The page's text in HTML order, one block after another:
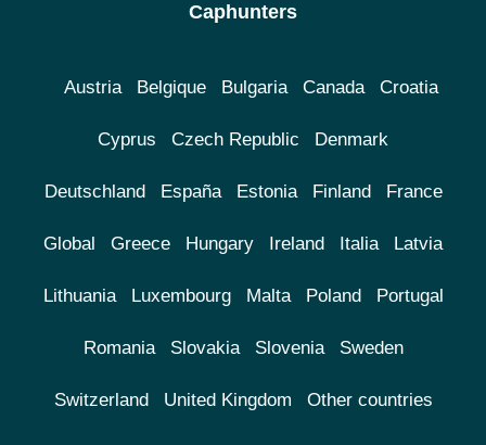
Caphunters
Austria Belgique Bulgaria Canada Croatia
Cyprus Czech Republic Denmark
Deutschland España Estonia Finland France
Global Greece Hungary Ireland Italia Latvia
Lithuania Luxembourg Malta Poland Portugal
Romania Slovakia Slovenia Sweden
Switzerland United Kingdom Other countries